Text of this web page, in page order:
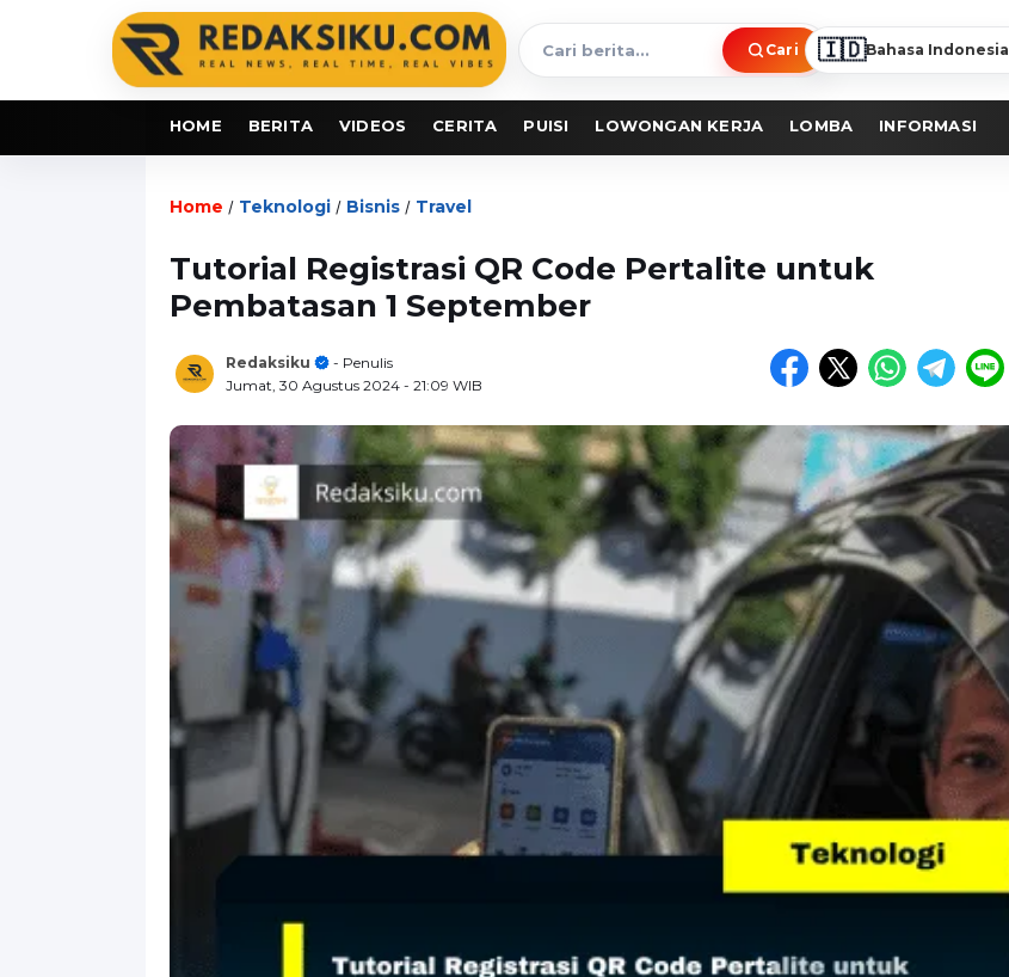
Cari
berita
Cari 🇮🇩Bahasa Indonesia
HOME BERITA VIDEOS CERITA PUISI LOWONGAN KERJA LOMBA INFORMASI
Home / Teknologi / Bisnis / Travel
Tutorial Registrasi QR Code Pertalite untuk
Pembatasan 1 September
Redaksiku
- Penulis
Jumat, 30 Agustus 2024 - 21:09 WIB